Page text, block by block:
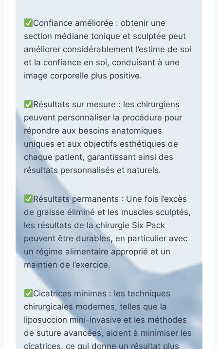
Confiance améliorée : obtenir une
section médiane tonique et sculptée peut
améliorer considérablement l’estime de soi
et la confiance en soi, conduisant à une
image corporelle plus positive.
Résultats sur mesure : les chirurgiens
peuvent personnaliser la procédure pour
répondre aux besoins anatomiques
uniques et aux objectifs esthétiques de
chaque patient, garantissant ainsi des
résultats personnalisés et naturels.
Résultats permanents : Une fois l’excès
de graisse éliminé et les muscles sculptés,
les résultats de la chirurgie Six Pack
peuvent être durables, en particulier avec
un régime alimentaire approprié et un
maintien de l’exercice.
Cicatrices minimes : les techniques
chirurgicales modernes, telles que la
liposuccion mini-invasive et les méthodes
de suture avancées, aident à minimiser les
cicatrices, ce qui donne un résultat plus